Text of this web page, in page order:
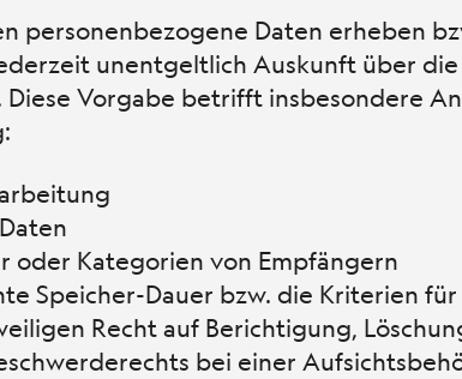
personenbezogene Daten erheben
unentgeltlich Auskunft über
Diese Vorgabe betrifft insbesondere
oder Kategorien von Empfängern
Speicher-Dauer bzw. die Kriterien
Recht auf Berichtigung,
bei einer